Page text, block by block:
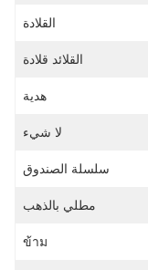
القلادة
القلائد قلادة
هدية
لا شيء
سلسلة الصندوق
مطلي بالذهب
ข้าม